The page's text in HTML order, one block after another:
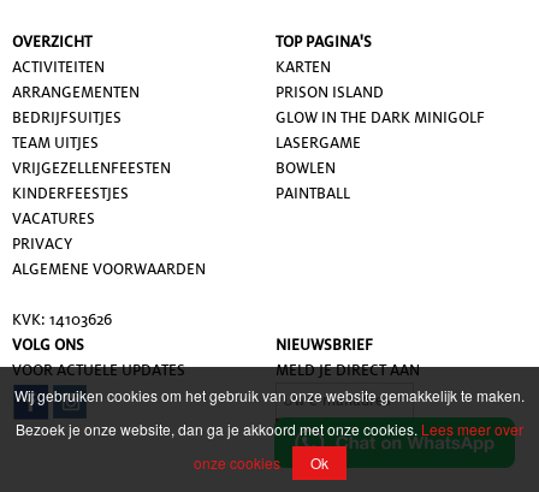
OVERZICHT
ACTIVITEITEN
ARRANGEMENTEN
BEDRIJFSUITJES
TEAM UITJES
VRIJGEZELLENFEESTEN
KINDERFEESTJES
VACATURES
PRIVACY
ALGEMENE VOORWAARDEN
KVK: 14103626
TOP PAGINA'S
KARTEN
PRISON ISLAND
GLOW IN THE DARK MINIGOLF
LASERGAME
BOWLEN
PAINTBALL
VOLG ONS
VOOR ACTUELE UPDATES
NIEUWSBRIEF
MELD JE DIRECT AAN
Wij gebruiken cookies om het gebruik van onze website gemakkelijk te maken.
Bezoek je onze website, dan ga je akkoord met onze cookies. Lees meer over
onze cookies
Ok